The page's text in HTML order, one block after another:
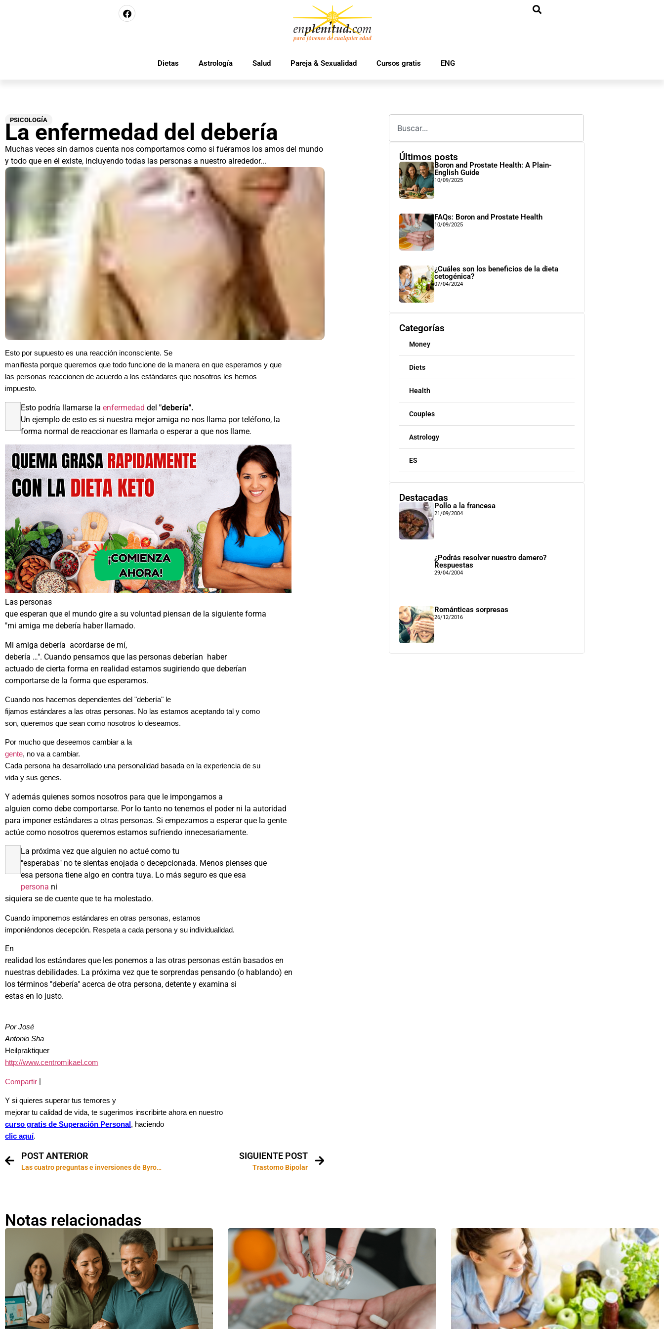
Dietas Astrología Salud Pareja & Sexualidad Cursos gratis ENG
PSICOLOGÍA
La enfermedad del debería
Muchas veces sin darnos cuenta nos comportamos como si fuéramos los amos del mundo
y todo que en él existe, incluyendo todas las personas a nuestro alrededor...
Esto por supuesto es una reacción inconsciente. Se
manifiesta porque queremos que todo funcione de la manera en que esperamos y que
las personas reaccionen de acuerdo a los estándares que nosotros les hemos
impuesto.
Esto podría llamarse la enfermedad del "debería".
Un ejemplo de esto es si nuestra mejor amiga no nos llama por teléfono, la
forma normal de reaccionar es llamarla o esperar a que nos llame.
Las personas
que esperan que el mundo gire a su voluntad piensan de la siguiente forma
"mi amiga me debería haber llamado.
Mi amiga debería acordarse de mí,
debería …". Cuando pensamos que las personas deberían haber
actuado de cierta forma en realidad estamos sugiriendo que deberían
comportarse de la forma que esperamos.
Cuando nos hacemos dependientes del "debería" le
fijamos estándares a las otras personas. No las estamos aceptando tal y como
son, queremos que sean como nosotros lo deseamos.
Por mucho que deseemos cambiar a la
gente, no va a cambiar.
Cada persona ha desarrollado una personalidad basada en la experiencia de su
vida y sus genes.
Y además quienes somos nosotros para que le impongamos a
alguien como debe comportarse. Por lo tanto no tenemos el poder ni la autoridad
para imponer estándares a otras personas. Si empezamos a esperar que la gente
actúe como nosotros queremos estamos sufriendo innecesariamente.
La próxima vez que alguien no actué como tu
"esperabas" no te sientas enojada o decepcionada. Menos pienses que
esa persona tiene algo en contra tuya. Lo más seguro es que esa
persona ni
siquiera se de cuente que te ha molestado.
Cuando imponemos estándares en otras personas, estamos
imponiéndonos decepción. Respeta a cada persona y su individualidad.
En
realidad los estándares que les ponemos a las otras personas están basados en
nuestras debilidades. La próxima vez que te sorprendas pensando (o hablando) en
los términos "debería" acerca de otra persona, detente y examina si
estas en lo justo.
Por José
Antonio Sha
Heilpraktiquer
http://www.centromikael.com
Compartir |
Y si quieres superar tus temores y
mejorar tu calidad de vida, te sugerimos inscribirte ahora en nuestro
curso gratis de Superación Personal , haciendo
clic aquí.
POST ANTERIOR
Las cuatro preguntas e inversiones de Byron Katie
SIGUIENTE POST
Trastorno Bipolar
Últimos posts
Boron and Prostate Health: A Plain-
English Guide
10/09/2025
FAQs: Boron and Prostate Health
10/09/2025
¿Cuáles son los beneficios de la dieta
cetogénica?
07/04/2024
Categorías
Money
Diets
Health
Couples
Astrology
ES
Destacadas
Pollo a la francesa
21/09/2004
¿Podrás resolver nuestro damero?
Respuestas
29/04/2004
Románticas sorpresas
26/12/2016
Notas relacionadas